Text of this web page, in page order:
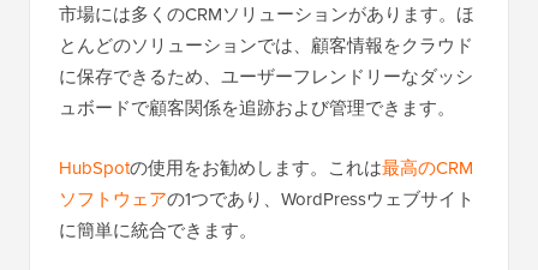
市場には多くのCRMソリューションがあります。ほ
とんどのソリューションでは、顧客情報をクラウド
に保存できるため、ユーザーフレンドリーなダッシ
ュボードで顧客関係を追跡および管理できます。
HubSpotの使用をお勧めします。これは最高のCRM
ソフトウェアの1つであり、WordPressウェブサイト
に簡単に統合できます。